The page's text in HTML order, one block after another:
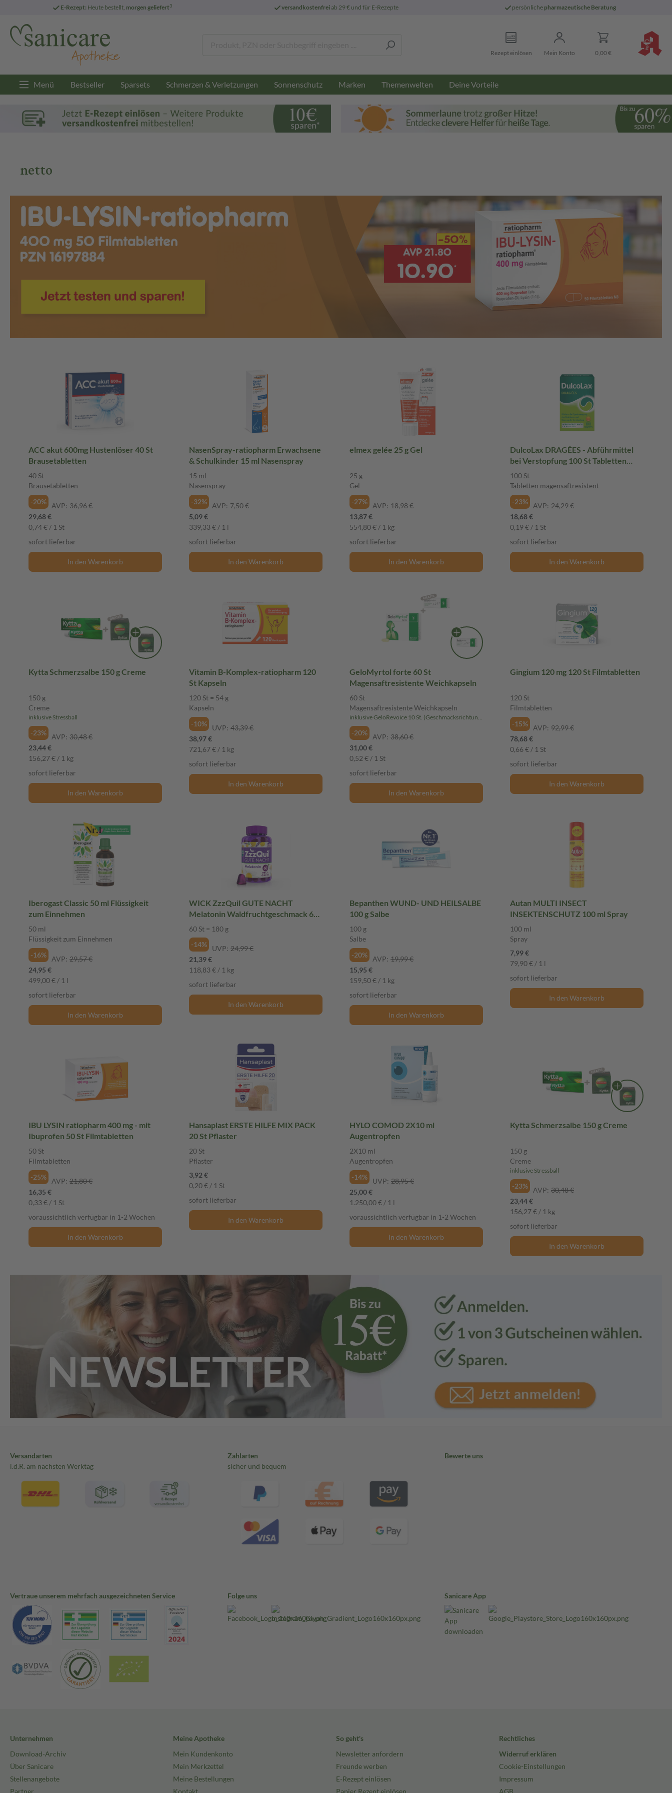
E-Rezept: Heute bestellt, morgen geliefert3 versandkostenfreiab 29 € und für E-Rezepte persönliche pharmazeutische Beratung
Rezept einlösen Mein Konto 0,00 €
Menü Bestseller Sparsets Schmerzen & Verletzungen Sonnenschutz Marken Themenwelten Deine Vorteile
netto
ACC akut 600mg Hustenlöser 40 St
Brausetabletten
40 St
Brausetabletten
-20% AVP: 36,96 €
29,68 €
0,74 € / 1 St
sofort lieferbar
In den Warenkorb
NasenSpray-ratiopharm Erwachsene
& Schulkinder 15 ml Nasenspray
15 ml
Nasenspray
-32% AVP: 7,50 €
5,09 €
339,33 € / 1 l
sofort lieferbar
In den Warenkorb
elmex gelée 25 g Gel
25 g
Gel
-27% AVP: 18,98 €
13,87 €
554,80 € / 1 kg
sofort lieferbar
In den Warenkorb
DulcoLax DRAGÉES - Abführmittel
bei Verstopfung 100 St Tabletten
magensaftresistent
100 St
Tabletten magensaftresistent
-23% AVP: 24,29 €
18,68 €
0,19 € / 1 St
sofort lieferbar
In den Warenkorb
Kytta Schmerzsalbe 150 g Creme
150 g
Creme
inklusive Stressball
-23% AVP: 30,48 €
23,44 €
156,27 € / 1 kg
sofort lieferbar
In den Warenkorb
Vitamin B-Komplex-ratiopharm 120
St Kapseln
120 St = 54 g
Kapseln
-10%
UVP: 43,39 €
38,97 €
721,67 € / 1 kg
sofort lieferbar
In den Warenkorb
GeloMyrtol forte 60 St
Magensaftresistente Weichkapseln
60 St
Magensaftresistente Weichkapseln
inklusive GeloRevoice 10 St. (Geschmacksrichtung variiert)
-20% AVP: 38,60 €
31,00 €
0,52 € / 1 St
sofort lieferbar
In den Warenkorb
Gingium 120 mg 120 St Filmtabletten
120 St
Filmtabletten
-15% AVP: 92,99 €
78,68 €
0,66 € / 1 St
sofort lieferbar
In den Warenkorb
Iberogast Classic 50 ml Flüssigkeit
zum Einnehmen
50 ml
Flüssigkeit zum Einnehmen
-16% AVP: 29,57 €
24,95 €
499,00 € / 1 l
sofort lieferbar
In den Warenkorb
WICK ZzzQuil GUTE NACHT
Melatonin Waldfruchtgeschmack 60
St
60 St = 180 g
-14%
UVP: 24,99 €
21,39 €
118,83 € / 1 kg
sofort lieferbar
In den Warenkorb
Bepanthen WUND- UND HEILSALBE
100 g Salbe
100 g
Salbe
-20% AVP: 19,99 €
15,95 €
159,50 € / 1 kg
sofort lieferbar
In den Warenkorb
Autan MULTI INSECT
INSEKTENSCHUTZ 100 ml Spray
100 ml
Spray
7,99 €
79,90 € / 1 l
sofort lieferbar
In den Warenkorb
IBU LYSIN ratiopharm 400 mg - mit
Ibuprofen 50 St Filmtabletten
50 St
Filmtabletten
-25% AVP: 21,80 €
16,35 €
0,33 € / 1 St
voraussichtlich verfügbar in 1-2 Wochen
In den Warenkorb
Hansaplast ERSTE HILFE MIX PACK
20 St Pflaster
20 St
Pflaster
3,92 €
0,20 € / 1 St
sofort lieferbar
In den Warenkorb
HYLO COMOD 2X10 ml
Augentropfen
2X10 ml
Augentropfen
-14%
UVP: 28,95 €
25,00 €
1.250,00 € / 1 l
voraussichtlich verfügbar in 1-2 Wochen
In den Warenkorb
Kytta Schmerzsalbe 150 g Creme
150 g
Creme
inklusive Stressball
-23% AVP: 30,48 €
23,44 €
156,27 € / 1 kg
sofort lieferbar
In den Warenkorb
Versandarten
i.d.R. am nächsten Werktag
Zahlarten
sicher und bequem
Bewerte uns
Vertraue unserem mehrfach ausgezeichneten Service Folge uns Sanicare App
Unternehmen
Download-Archiv
Über Sanicare
Stellenangebote
Partner
Meine Apotheke
Mein Kundenkonto
Mein Merkzettel
Meine Bestellungen
Kontakt
So geht's
Newsletter anfordern
Freunde werben
E-Rezept einlösen
Papier Rezept einlösen
Rechtliches
Widerruf erklären
Cookie-Einstellungen
Impressum
AGB